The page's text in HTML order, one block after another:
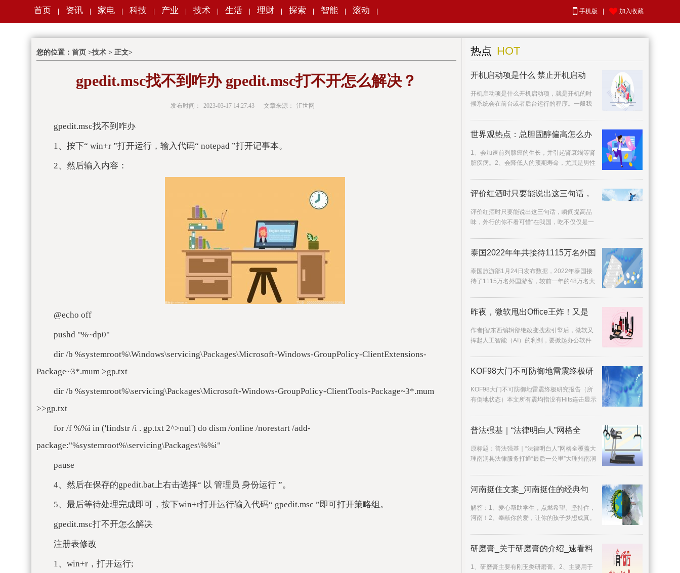
首页 资讯 家电 科技 产业 技术 生活 理财 探索 智能 滚动 手机版 加入收藏
您的位置： 首页 >技术 > 正文>
gpedit.msc找不到咋办 gpedit.msc打不开怎么解决？
发布时间： 2023-03-17 14:27:43 文章来源： 汇世网
gpedit.msc找不到咋办
1、按下“ win+r ”打开运行，输入代码“ notepad ”打开记事本。
2、然后输入内容：
@echo off
pushd "%~dp0"
dir /b %systemroot%\Windows\servicing\Packages\Microsoft-Windows-GroupPolicy-ClientExtensions-
Package~3*.mum >gp.txt
dir /b %systemroot%\servicing\Packages\Microsoft-Windows-GroupPolicy-ClientTools-Package~3*.mum
>>gp.txt
for /f %%i in ('findstr /i . gp.txt 2^>nul') do dism /online /norestart /add-
package:"%systemroot%\servicing\Packages\%%i"
pause
4、然后在保存的gpedit.bat上右击选择“ 以 管理员 身份运行 ”。
5、最后等待处理完成即可，按下win+r打开运行输入代码“ gpedit.msc ”即可打开策略组。
gpedit.msc打不开怎么解决
注册表修改
1、win+r，打开运行;
热点 HOT
开机启动项是什么 禁止开机启动
开机启动项是什么开机启动项，就是开机的时
候系统会在前台或者后台运行的程序。一般我
世界观热点：总胆固醇偏高怎么办
1、会加速前列腺癌的生长，并引起肾衰竭等肾
脏疾病。2、会降低人的预期寿命，尤其是男性
评价红酒时只要能说出这三句话，
评价红酒时只要能说出这三句话，瞬间提高品
味，外行的你不看可惜“在我国，吃不仅仅是一
泰国2022年年共接待1115万名外国
泰国旅游部1月24日发布数据，2022年泰国接
待了1115万名外国游客，较前一年的48万名大
昨夜，微软甩出Office王炸！又是
作者|智东西编辑部继改变搜索引擎后，微软又
挥起人工智能（AI）的利剑，要掀起办公软件
KOF98大门不可防御地雷震终极研
KOF98大门不可防御地雷震终极研究报告（所
有倒地状态）本文所有震均指没有Hits连击显示
普法强基｜“法律明白人”网格全
原标题：普法强基｜“法律明白人”网格全覆盖大
理南涧县法律服务打通“最后一公里”大理州南涧
河南挺住文案_河南挺住的经典句
解答：1、爱心帮助学生，点燃希望。坚持住，
河南！2、奉献你的爱，让你的孩子梦想成真。
研磨膏_关于研磨膏的介绍_速看料
1、研磨膏主要有刚玉类研磨膏。2、主要用于